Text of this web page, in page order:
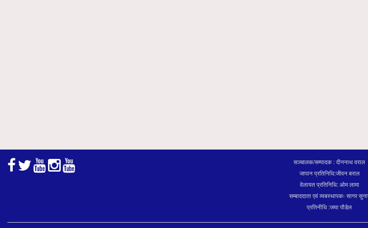
सञ्चालक/सम्पादक : दीननाथ वराल
जापान प्रतिनिधि:जीवन बराल
वेलायत प्रतिनिधि: ओम लामा
सम्बाददाता एवं व्यबस्थापकः सागर
प्रतिनीधि :जया पौडेल